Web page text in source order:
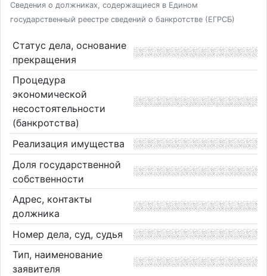
Сведения о должниках, содержащиеся в Едином
государственный реестре сведений о банкротстве (ЕГРСБ)
Статус дела, основание
прекращения
Процедура
экономической
несостоятельности
(банкротства)
Реализация имущества
Доля государственной
собственности
Адрес, контакты
должника
Номер дела, суд, судья
Тип, наименование
заявителя